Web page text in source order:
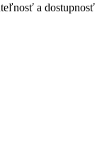
a dostupnosť